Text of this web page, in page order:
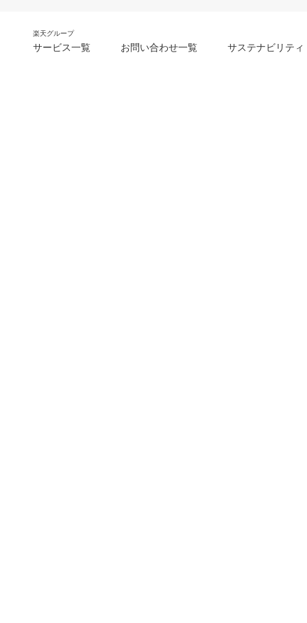
楽天グループ
サービス一覧 お問い合わせ一覧 サステナビリティ